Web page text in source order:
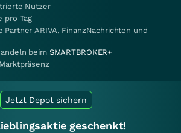
Nutzer
pro Tag
Partner ARIVA, FinanzNachrichten und
beim SMARTBROKER+
Jetzt Depot sichern
geschenkt!